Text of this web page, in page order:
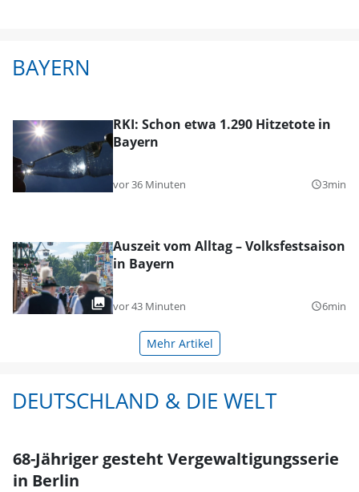
BAYERN
RKI: Schon etwa 1.290 Hitzetote in
Bayern
vor 36 Minuten query_builder3min
Auszeit vom Alltag – Volksfestsaison
in Bayern
vor 43 Minuten query_builder6min
Mehr Artikel
DEUTSCHLAND & DIE WELT
68-Jähriger gesteht Vergewaltigungsserie
in Berlin